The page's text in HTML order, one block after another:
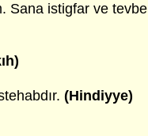
Sana istigfar ve tevbe
(Hindiyye)